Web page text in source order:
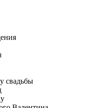
свадьбы